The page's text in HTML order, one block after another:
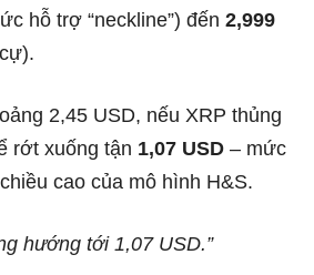
hỗ trợ “neckline”) đến 2,999
2,45 USD, nếu XRP thủng
rớt xuống tận 1,07 USD – mức
cao của mô hình H&S.
hướng tới 1,07 USD.”